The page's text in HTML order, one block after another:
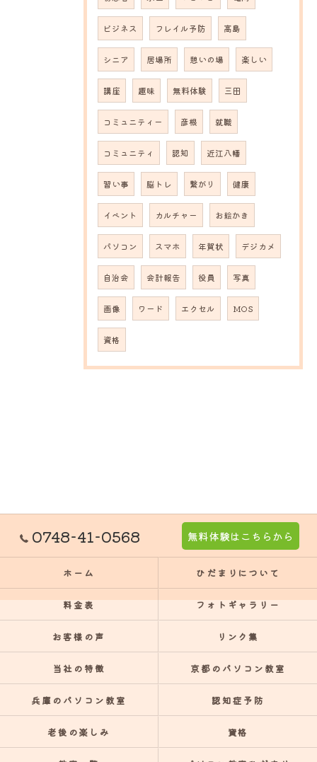
ビジネス フレイル予防 高島
シニア 居場所 憩いの場 楽しい
講座 趣味 無料体験 三田
コミュニティー 彦根 就職
コミュニティ 認知 近江八幡
習い事 脳トレ 繋がり 健康
イベント カルチャー お絵かき
パソコン スマホ 年賀状 デジカメ
自治会 会計報告 役員 写真
画像 ワード エクセル MOS
資格
0748-41-0568 無料体験はこちらから
ホーム ひだまりについて
料金表 フォトギャラリー
お客様の声 リンク集
当社の特徴 京都のパソコン教室
兵庫のパソコン教室 認知症予防
老後の楽しみ 資格